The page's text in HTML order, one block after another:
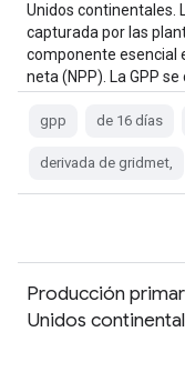
Unidos continentales.
capturada por las
componente esencial
neta (NPP). La GPP
gpp de 16 días
derivada de gridmet,
Producción
Unidos